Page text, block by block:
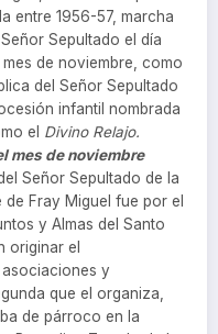
entre 1956-57, marcha
Sepultado el día
de noviembre, como
del Señor Sepultado
infantil nombrada
el Divino Relajo.
mes de noviembre
Señor Sepultado de la
Fray Miguel fue por el
y Almas del Santo
originar el
y
que el organiza,
de párroco en la